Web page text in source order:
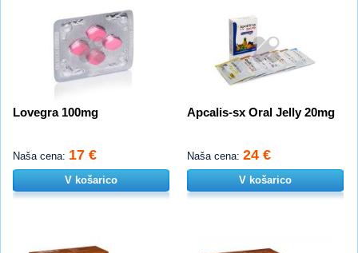
Lovegra 100mg
Naša cena: 17 €
V košarico
Apcalis-sx Oral Jelly 20mg
Naša cena: 24 €
V košarico